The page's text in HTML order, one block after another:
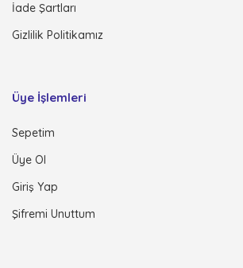
İade Şartları
Gizlilik Politikamız
Üye İşlemleri
Sepetim
Üye Ol
Giriş Yap
Şifremi Unuttum